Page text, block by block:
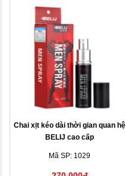
Chai xịt kéo dài thời gian quan hệ
BELIJ cao cấp
Mã SP: 1029